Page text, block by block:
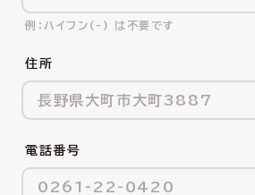
ハイフン(-) は不要です
住所
電話番号